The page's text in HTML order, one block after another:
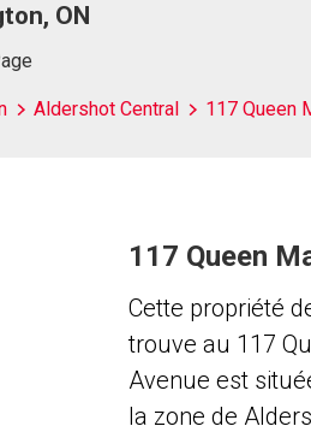
ON
Aldershot Central 117 Queen
117 Queen
Cette propriété
trouve au 117
Avenue est
la zone de